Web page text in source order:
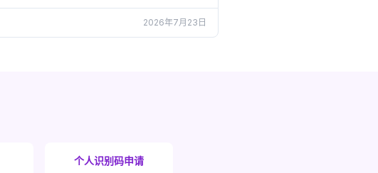
2026年7月23日
个人识别码申请